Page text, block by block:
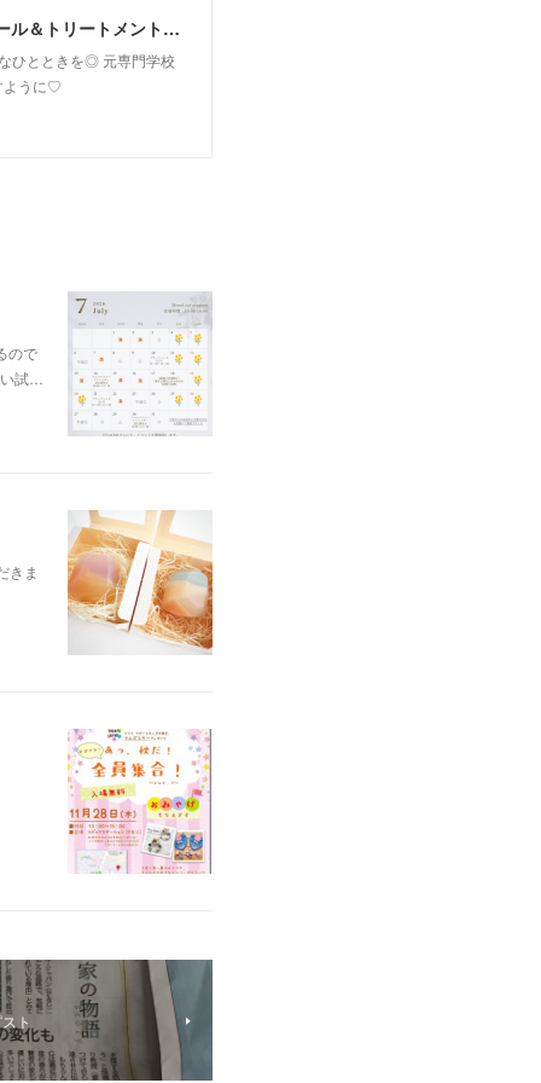
MoonLeaf sapporo / 札幌市東区の100種類以上の香りが楽しめるアロマスクール＆トリートメントサロン
ひとときを◎ 元専門学校
ように♡
ので
試…
きま
ト